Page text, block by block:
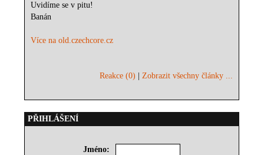
Uvidíme se v pitu!
Banán
Více na old.czechcore.cz
Reakce (0) |Zobrazit všechny články ...
PŘIHLÁŠENÍ
Jméno: